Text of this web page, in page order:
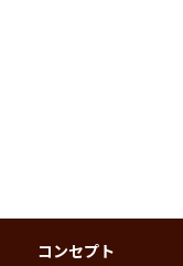
コンセプト